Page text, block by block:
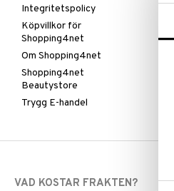
Integritetspolicy
Köpvillkor för
Shopping4net
Om Shopping4net
Shopping4net
Beautystore
Trygg E-handel
VAD KOSTAR FRAKTEN?